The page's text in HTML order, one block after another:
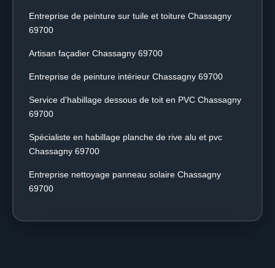
Entreprise de peinture sur tuile et toiture Chassagny
69700
Artisan façadier Chassagny 69700
Entreprise de peinture intérieur Chassagny 69700
Service d'habillage dessous de toit en PVC Chassagny
69700
Spécialiste en habillage planche de rive alu et pvc
Chassagny 69700
Entreprise nettoyage panneau solaire Chassagny
69700